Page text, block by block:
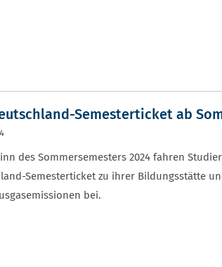
Semesterticket ab
des Sommersemesters 2024 fahren
Semesterticket zu ihrer Bildungsstätte
bei.